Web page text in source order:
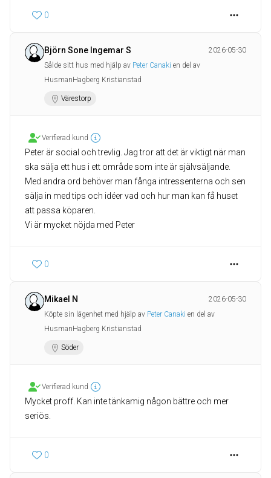
0
Björn Sone Ingemar S
2026-05-30
Sålde sitt hus med hjälp av Peter Canaki en del av
HusmanHagberg Kristianstad
Värestorp
Verifierad kund
Peter är social och trevlig. Jag tror att det är viktigt när man
ska sälja ett hus i ett område som inte är självsäljande.
Med andra ord behöver man fånga intressenterna och sen
sälja in med tips och idéer vad och hur man kan få huset
att passa köparen.
Vi är mycket nöjda med Peter
0
Mikael N
2026-05-30
Köpte sin lägenhet med hjälp av Peter Canaki en del av
HusmanHagberg Kristianstad
Söder
Verifierad kund
Mycket proff. Kan inte tänkamig någon bättre och mer
seriös.
0